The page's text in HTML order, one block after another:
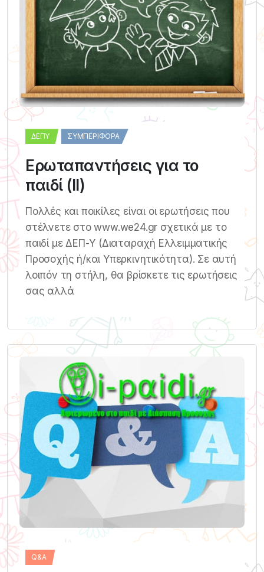
ΔΕΠΥ ΣΥΜΠΕΡΙΦΟΡΆ
Ερωταπαντήσεις για το
παιδί (ΙΙ)
Πολλές και ποικίλες είναι οι ερωτήσεις που
στέλνετε στο www.we24.gr σχετικά με το
παιδί με ΔΕΠ-Υ (Διαταραχή Ελλειμματικής
Προσοχής ή/και Υπερκινητικότητα). Σε αυτή
λοιπόν τη στήλη, θα βρίσκετε τις ερωτήσεις
σας αλλά
Q&A